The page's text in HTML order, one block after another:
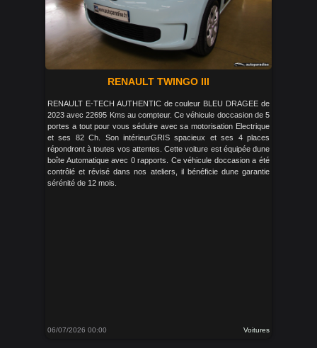
RENAULT TWINGO III
RENAULT E-TECH AUTHENTIC de couleur BLEU DRAGEE de
2023 avec 22695 Kms au compteur. Ce véhicule doccasion de 5
portes a tout pour vous séduire avec sa motorisation Electrique
et ses 82 Ch. Son intérieurGRIS spacieux et ses 4 places
répondront à toutes vos attentes. Cette voiture est équipée dune
boîte Automatique avec 0 rapports. Ce véhicule doccasion a été
contrôlé et révisé dans nos ateliers, il bénéficie dune garantie
sérénité de 12 mois.
06/07/2026 00:00 Voitures